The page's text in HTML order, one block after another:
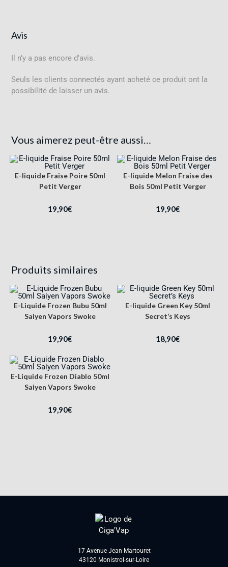
Avis
Il n’y a pas encore d’avis.
Seuls les clients connectés ayant acheté ce produit ont la
possibilité de laisser un avis.
Vous aimerez peut-être aussi…
E-liquide Fraise Poire 50ml
Petit Verger
19,90€
E-liquide Melon Fraise des
Bois 50ml Petit Verger
19,90€
Produits similaires
E-Liquide Frozen Bubu 50ml
Saiyen Vapors Swoke
19,90€
E-liquide Green Key 50ml
Secret’s Keys
18,90€
E-Liquide Frozen Diablo 50ml
Saiyen Vapors Swoke
19,90€
17 Avenue Jean Martouret
43120 Monistrol-sur-Loire